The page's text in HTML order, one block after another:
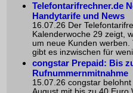
Telefontarifrechner.de
Handytarife und News
16.07.26 Der
Kalenderwoche 29 zeigt,
um neue Kunden
gibt es inzwischen für
congstar Prepaid: Bis
Rufnummernmitnahme
15.07.26 congstar